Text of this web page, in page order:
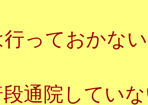
っておかな
段通院してい